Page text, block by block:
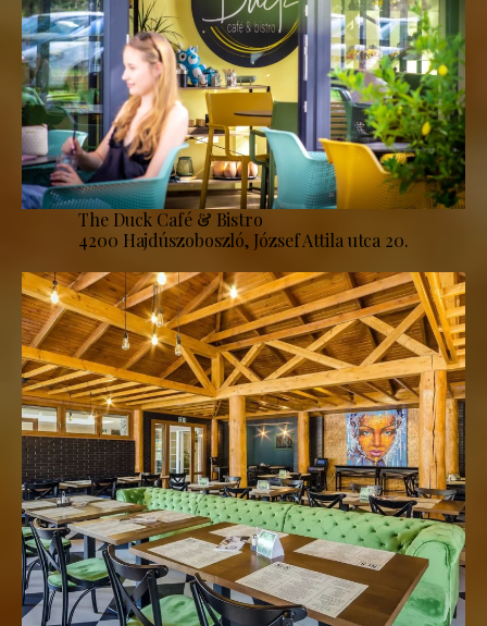
The Duck Café & Bistro
4200 Hajdúszoboszló, József Attila utca 20.